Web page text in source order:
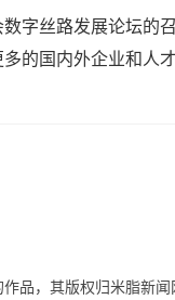
字丝路发展论坛的
的国内外企业和人
作品，其版权归米脂新